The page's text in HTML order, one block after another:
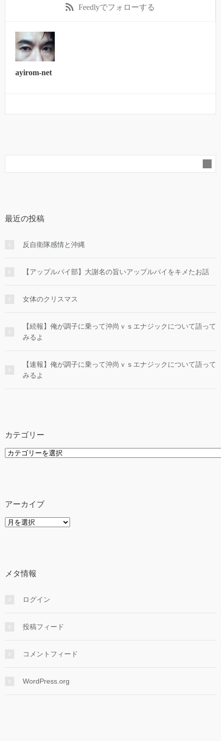
Feedlyでフォローする
ayirom-net
最近の投稿
反自衛隊感情と沖縄
【アップルパイ部】大謝名の旨いアップルパイをキメたお話
女体のクリスマス
【続報】俺が調子に乗って沖尚ｖｓエナジックについて語って
みるよ
【速報】俺が調子に乗って沖尚ｖｓエナジックについて語って
みるよ
カテゴリー
カ
アーカイブ
ア
メタ情報
ログイン
投稿フィード
コメントフィード
WordPress.org